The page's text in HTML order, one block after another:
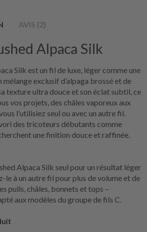
AVIS (2)
Alpaca Silk
Silk est un fil de luxe, léger comme une
mélange exclusif d’alpaga brossé et de
texture ultra douce et son éclat subtil, ce
vos projets, des châles vaporeux aux
l’utilisiez seul ou avec un autre fil.
des tricoteurs débutants comme
une finition douce et raffinée.
Alpaca Silk seul pour un résultat léger
le à un autre fil pour plus de volume et de
pulls, châles, bonnets et tops –
aux modèles du groupe de fils C.